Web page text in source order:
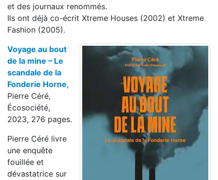
et des journaux renommés.
Ils ont déjà co-écrit Xtreme Houses (2002) et Xtreme
Fashion (2005).
Voyage au bout
de la mine – Le
scandale de la
Fonderie Horne,
Pierre Céré,
Écosociété,
2023, 276 pages.
Pierre Céré livre
une enquête
fouillée et
dévastatrice sur